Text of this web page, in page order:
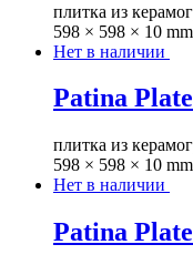
плитка из
598 × 598 × 10 mm
Нет в наличии
Patina
плитка из
598 × 598 × 10 mm
Нет в наличии
Patina